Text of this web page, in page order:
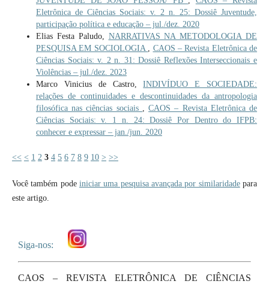
Eletrônica de Ciências Sociais: v. 2 n. 25: Dossiê Juventude,
participação política e educação – jul./dez. 2020
Elias Festa Paludo, NARRATIVAS NA METODOLOGIA DE
PESQUISA EM SOCIOLOGIA , CAOS – Revista Eletrônica de
Ciências Sociais: v. 2 n. 31: Dossiê Reflexões Interseccionais e
Violências – jul./dez. 2023
Marco Vinicius de Castro,INDIVÍDUO E SOCIEDADE:
relações de continuidades e descontinuidades da antropologia
filosófica nas ciências sociais ,CAOS – Revista Eletrônica de
Ciências Sociais: v. 1 n. 24: Dossiê Por Dentro do IFPB:
conhecer e expressar – jan./jun. 2020
<< < 1 2 3 4 5 6 7 8 9 10 > >>
Você também pode iniciar uma pesquisa avançada por similaridadepara
este artigo.
Siga-nos:
CAOS – REVISTA ELETRÔNICA DE CIÊNCIAS